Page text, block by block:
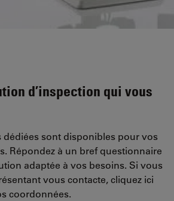
d’inspection qui vous
sont disponibles pour vos
Répondez à un bref questionnaire
adaptée à vos besoins. Si vous
vous contacte, cliquez ici
coordonnées.